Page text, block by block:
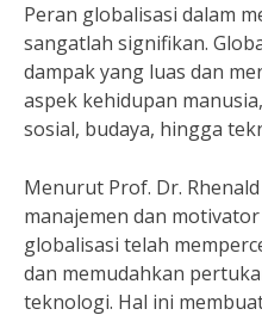
Peran globalisasi dalam
sangatlah signifikan.
dampak yang luas dan
aspek kehidupan
sosial, budaya, hingga
Menurut Prof. Dr.
manajemen dan
globalisasi telah
dan memudahkan
teknologi. Hal ini